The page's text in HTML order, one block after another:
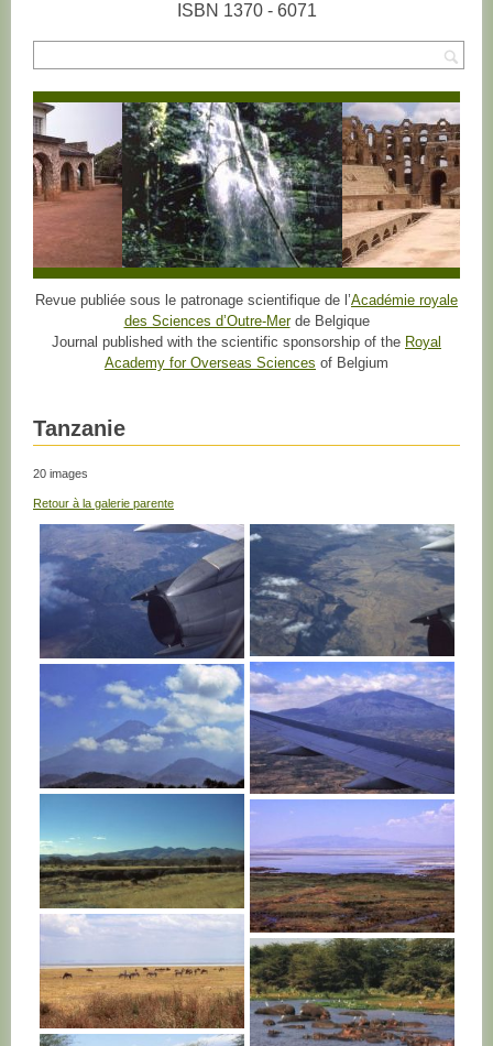
ISBN 1370 - 6071
Revue publiée sous le patronage scientifique de l’Académie royale
des Sciences d’Outre-Merde Belgique
Journal published with the scientific sponsorship of the Royal
Academy for Overseas Sciences of Belgium
Tanzanie
20 images
Retour à la galerie parente
TANZANIE TANZANIE
TANZANIE
TANZANIE
TANZANIE